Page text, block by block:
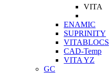
VITA
ENAMIC
SUPRINITY
VITABLOCS
CAD-Temp
VITA YZ
GC